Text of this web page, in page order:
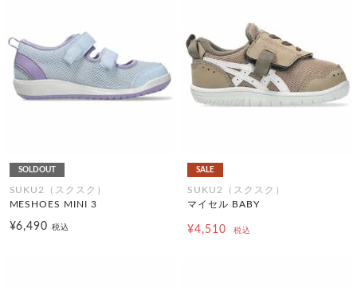
SOLDOUT
SUKU2（スクスク）
MESHOES MINI 3
¥6,490税込
SALE
SUKU2（スクスク）
マイセル BABY
¥4,510 税込